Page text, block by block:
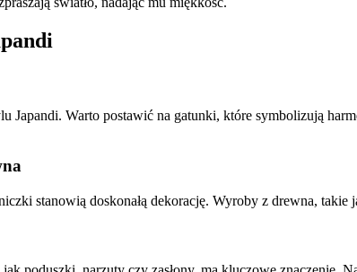
Japandi. Warto postawić na gatunki, które symbolizują
stanowią doskonałą dekorację. Wyroby z drewna,